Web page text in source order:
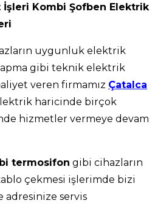
Kombi Şofben Elektrik
uygunluk elektrik
gibi teknik elektrik
veren firmamız Çatalca
haricinde birçok
hizmetler vermeye devam
termosifon gibi cihazların
çekmesi işlerimde bizi
adresinize servis